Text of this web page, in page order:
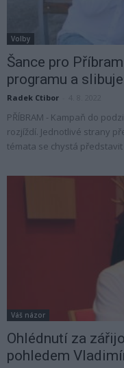
Volby
Šance pro
programu a
Radek Ctibor
PŘÍBRAM - Kampaň do
rozjíždí. Jednotlivé strany
témata se chystá představit
Váš názor
Ohlédnutí za
pohledem